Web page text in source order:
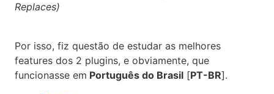
Replaces)
Por isso, fiz questão de estudar as melhores
features dos 2 plugins, e obviamente, que
funcionasse em Português do Brasil [PT-BR].